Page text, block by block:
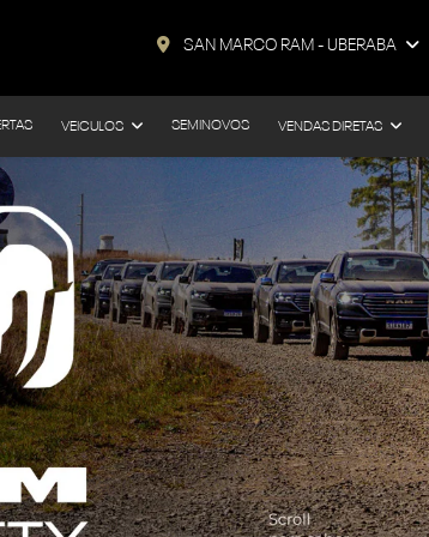
SAN MARCO RAM - UBERABA
VEICULOS SEMINOVOS VENDAS DIRETAS